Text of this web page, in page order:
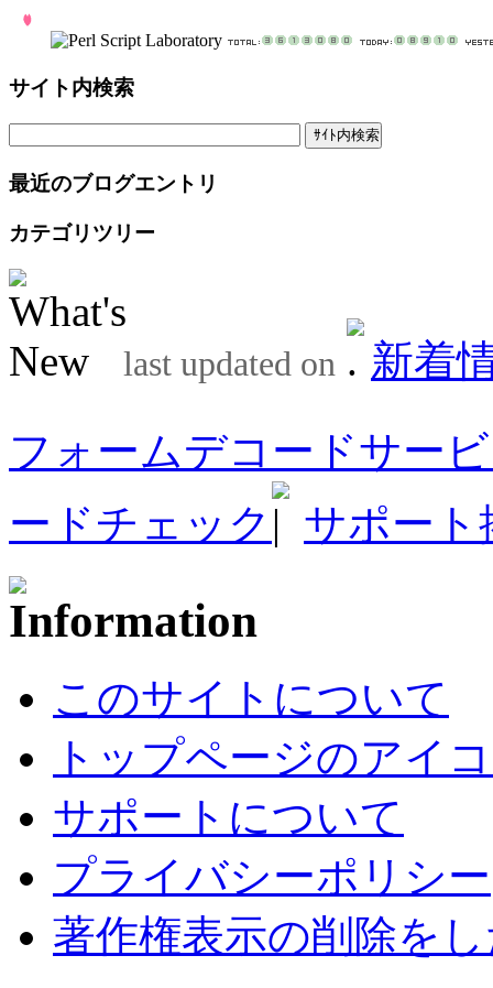
サイト内検索
最近のブログエントリ
カテゴリツリー
last updated on
新着
フォームデコードサー
ードチェック
サポート
このサイトについて
トップページのアイ
サポートについて
プライバシーポリシー
著作権表示の削除を